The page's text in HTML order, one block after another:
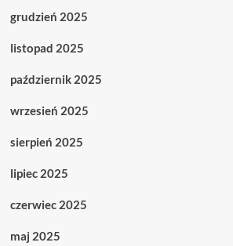
grudzień 2025
listopad 2025
październik 2025
wrzesień 2025
sierpień 2025
lipiec 2025
czerwiec 2025
maj 2025